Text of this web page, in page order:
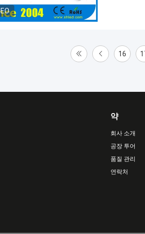
16
약
회사 소개
공장 투어
품질 관리
연락처